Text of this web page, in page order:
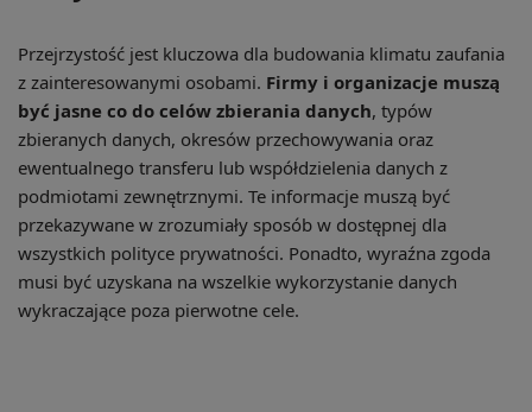
Przejrzystość jest kluczowa dla budowania klimatu zaufania
z zainteresowanymi osobami. Firmy i organizacje muszą
być jasne co do celów zbierania danych, typów
zbieranych danych, okresów przechowywania oraz
ewentualnego transferu lub współdzielenia danych z
podmiotami zewnętrznymi. Te informacje muszą być
przekazywane w zrozumiały sposób w dostępnej dla
wszystkich polityce prywatności. Ponadto, wyraźna zgoda
musi być uzyskana na wszelkie wykorzystanie danych
wykraczające poza pierwotne cele.